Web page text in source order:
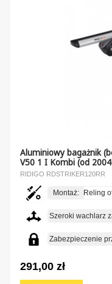
Aluminiowy bagażnik
V50 1 I Kombi (od
RIDIGO RDSTRIKER120RR
Montaż: Reling
Szeroki wachlarz
Zabezpieczenie
291,00 zł